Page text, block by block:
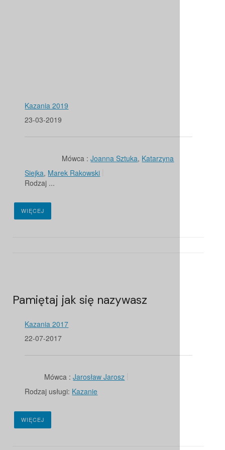
Kazania 2019
23-03-2019
Mówca : Joanna Sztuka, Katarzyna
Siejka, Marek Rakowski
Rodzaj ...
WIĘCEJ
Pamiętaj jak się nazywasz
Kazania 2017
22-07-2017
Mówca : Jarosław Jarosz
Rodzaj usługi: Kazanie
WIĘCEJ